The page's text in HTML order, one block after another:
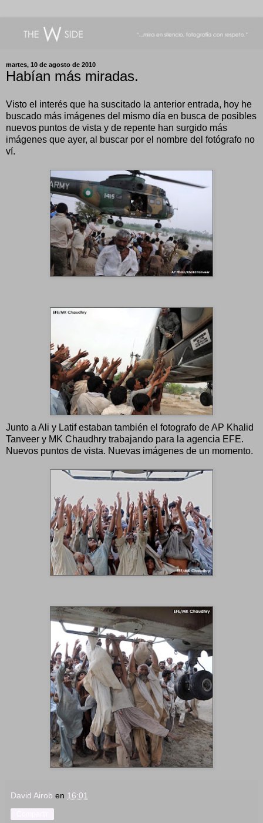
martes, 10 de agosto de 2010
Habían más miradas.
Visto el interés que ha suscitado la anterior entrada, hoy he
buscado más imágenes del mismo día en busca de posibles
nuevos puntos de vista y de repente han surgido más
imágenes que ayer, al buscar por el nombre del fotógrafo no
ví.
Junto a Ali y Latif estaban también el fotografo de AP Khalid
Tanveer y MK Chaudhry trabajando para la agencia EFE.
Nuevos puntos de vista. Nuevas imágenes de un momento.
David Airob en 16:01